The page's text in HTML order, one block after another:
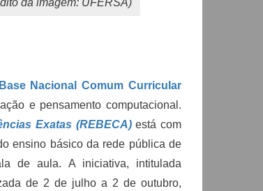
Base Nacional Comum Curricular
e pensamento computacional.
Exatas (REBECA)está com
ensino básico da rede pública de
de aula. A iniciativa, intitulada
de 2 de julho a 2 de outubro,